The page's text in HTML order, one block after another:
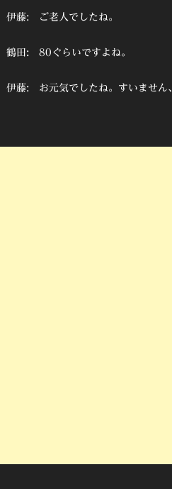
伊藤: ご老人でしたね。
鶴田: 80ぐらいですよね。
伊藤: お元気でしたね。すいません